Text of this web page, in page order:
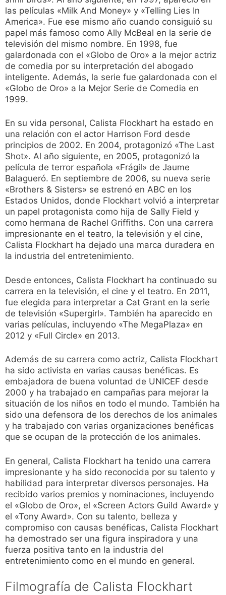
las películas «Milk And Money» y «Telling Lies In
America». Fue ese mismo año cuando consiguió su
papel más famoso como Ally McBeal en la serie de
televisión del mismo nombre. En 1998, fue
galardonada con el «Globo de Oro» a la mejor actriz
de comedia por su interpretación del abogado
inteligente. Además, la serie fue galardonada con el
«Globo de Oro» a la Mejor Serie de Comedia en
1999.
En su vida personal, Calista Flockhart ha estado en
una relación con el actor Harrison Ford desde
principios de 2002. En 2004, protagonizó «The Last
Shot». Al año siguiente, en 2005, protagonizó la
película de terror española «Frágil» de Jaume
Balagueró. En septiembre de 2006, su nueva serie
«Brothers & Sisters» se estrenó en ABC en los
Estados Unidos, donde Flockhart volvió a interpretar
un papel protagonista como hija de Sally Field y
como hermana de Rachel Griffiths. Con una carrera
impresionante en el teatro, la televisión y el cine,
Calista Flockhart ha dejado una marca duradera en
la industria del entretenimiento.
Desde entonces, Calista Flockhart ha continuado su
carrera en la televisión, el cine y el teatro. En 2011,
fue elegida para interpretar a Cat Grant en la serie
de televisión «Supergirl». También ha aparecido en
varias películas, incluyendo «The MegaPlaza» en
2012 y «Full Circle» en 2013.
Además de su carrera como actriz, Calista Flockhart
ha sido activista en varias causas benéficas. Es
embajadora de buena voluntad de UNICEF desde
2000 y ha trabajado en campañas para mejorar la
situación de los niños en todo el mundo. También ha
sido una defensora de los derechos de los animales
y ha trabajado con varias organizaciones benéficas
que se ocupan de la protección de los animales.
En general, Calista Flockhart ha tenido una carrera
impresionante y ha sido reconocida por su talento y
habilidad para interpretar diversos personajes. Ha
recibido varios premios y nominaciones, incluyendo
el «Globo de Oro», el «Screen Actors Guild Award» y
el «Tony Award». Con su talento, belleza y
compromiso con causas benéficas, Calista Flockhart
ha demostrado ser una figura inspiradora y una
fuerza positiva tanto en la industria del
entretenimiento como en el mundo en general.
Filmografía de Calista Flockhart